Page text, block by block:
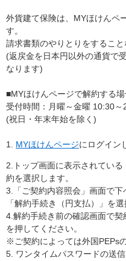
外貨建て保険は、MYほけんペ
す。
請求書類のやりとりをするこ
(返戻金を日本円以外の通貨で
なります)
■MYほけんページで解約する場
受付時間：月曜～金曜 10:30
(祝日・年末年始を除く)
1. MYほけんページにログイン
2.トップ画面に表示されてい
約を選択します。
3.「ご契約内容照会」画面で
「解約手続き（円支払）」を選
4.解約手続き前の確認画面で
を押してください。
※ご契約によっては外国PEPs
5. ワンタイムパスワードの送